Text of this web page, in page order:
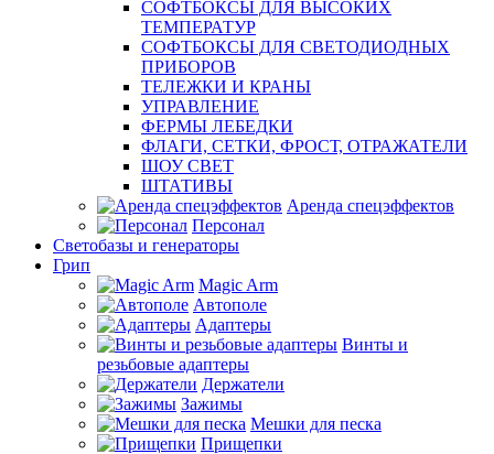
СОФТБОКСЫ ДЛЯ ВЫСОКИХ
ТЕМПЕРАТУР
СОФТБОКСЫ ДЛЯ СВЕТОДИОДНЫХ
ПРИБОРОВ
ТЕЛЕЖКИ И КРАНЫ
УПРАВЛЕНИЕ
ФЕРМЫ ЛЕБЕДКИ
ФЛАГИ, СЕТКИ, ФРОСТ, ОТРАЖАТЕЛИ
ШОУ СВЕТ
ШТАТИВЫ
Аренда спецэффектов
Персонал
Светобазы и генераторы
Грип
Magic Arm
Автополе
Адаптеры
Винты и
резьбовые адаптеры
Держатели
Зажимы
Мешки для песка
Прищепки